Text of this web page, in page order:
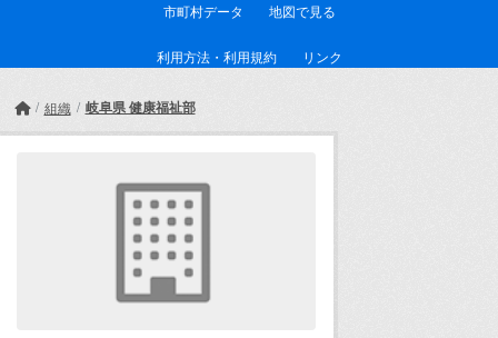
市町村データ 地図で見る
利用方法・利用規約 リンク
組織 岐阜県 健康福祉部